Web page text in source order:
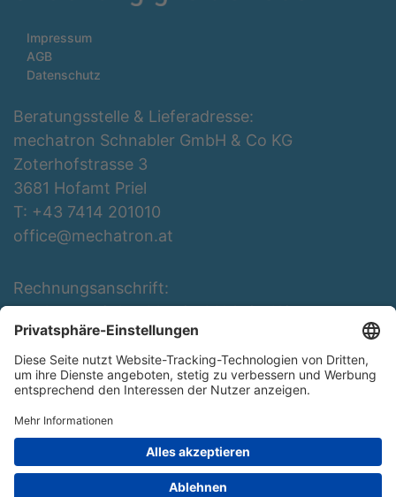
Impressum
AGB
Datenschutz
Beratungsstelle & Lieferadresse:
mechatron Schnabler GmbH & Co KG
Zoterhofstrasse 3
3681 Hofamt Priel
T: +43 7414 201010
office@mechatron.at
Rechnungsanschrift:
mechatron Schnabler GmbH & Co KG
Rottenbergerstraße 3
3681 Hofamt Priel
T: +43 7414 201010